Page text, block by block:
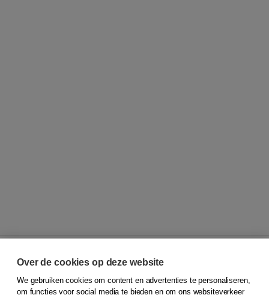
© 2026Koninklijke Boom uitgevers
Over de cookies op deze website
We gebruiken cookies om content en advertenties te personaliseren,
om functies voor social media te bieden en om ons websiteverkeer